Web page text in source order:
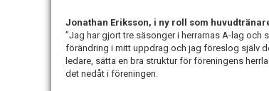
Jonathan Eriksson, i ny roll som
”Jag har gjort tre säsonger i herrarnas A-lag
förändring i mitt uppdrag och jag föreslog själv
ledare, sätta en bra struktur för föreningens
det nedåt i föreningen.